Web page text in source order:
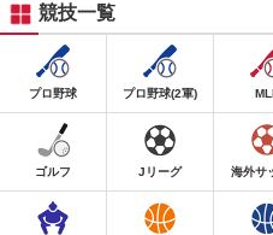
競技一覧
プロ野球 プロ野球(2軍)
ゴルフ Jリーグ 海外サ